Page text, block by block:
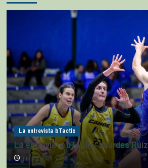
La entrevista bTactic
La entrevista bTactic: Lourdes Ruiz
julio 11, 2026 0